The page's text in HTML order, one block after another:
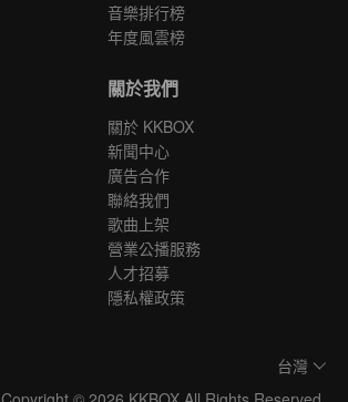
音樂排行榜
年度風雲榜
關於我們
關於 KKBOX
新聞中心
廣告合作
聯絡我們
歌曲上架
營業公播服務
人才招募
隱私權政策
台灣